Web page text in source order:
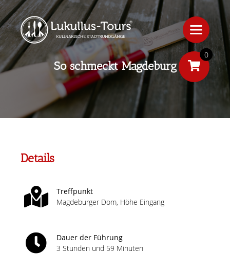
So schmeckt Magdeburg
Details
Treffpunkt
Magdeburger Dom, Höhe Eingang
Dauer der Führung
3 Stunden und 59 Minuten
0